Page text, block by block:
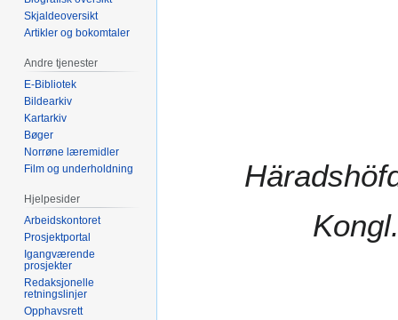
Skjaldeoversikt
Artikler og bokomtaler
Andre tjenester
E-Bibliotek
Bildearkiv
Kartarkiv
Bøger
Norrøne læremidler
Film og underholdning
Hjelpesider
Arbeidskontoret
Prosjektportal
Igangværende
prosjekter
Redaksjonelle
retningslinjer
Opphavsrett